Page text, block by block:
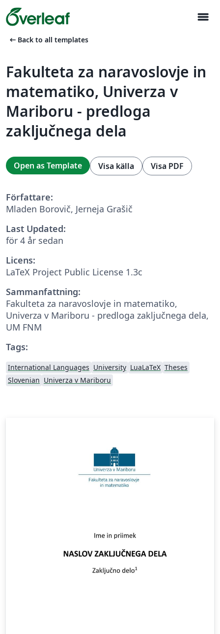
menu
arrow_left_alt Back to all templates
Fakulteta za naravoslovje in
matematiko, Univerza v
Mariboru - predloga
zaključnega dela
Open as Template Visa källa Visa PDF
Författare:
Mladen Borovič, Jerneja Grašič
Last Updated:
för 4 år sedan
Licens:
LaTeX Project Public License 1.3c
Sammanfattning:
Fakulteta za naravoslovje in matematiko,
Univerza v Mariboru - predloga zaključnega dela,
UM FNM
Tags:
International Languages University LuaLaTeX Theses
Slovenian Univerza v Mariboru